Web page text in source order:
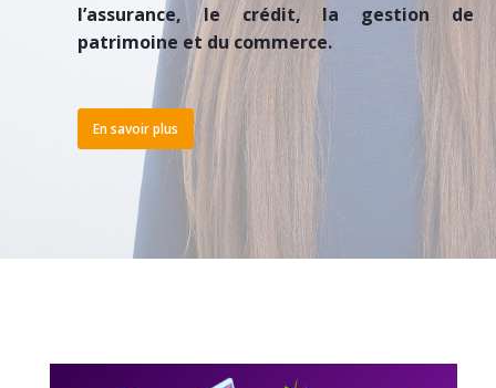
l’assurance, le crédit, la gestion de
patrimoine et du commerce.
En savoir plus